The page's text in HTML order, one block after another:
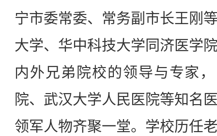
宁市委常委、常务副市长王刚
大学、华中科技大学同济医学
内外兄弟院校的领导与专家
院、武汉大学人民医院等知名
领军人物齐聚一堂。学校历任